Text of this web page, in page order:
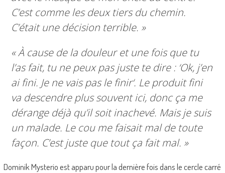
C’est comme les deux tiers du chemin.
C’était une décision terrible. »
« À cause de la douleur et une fois que tu
l’as fait, tu ne peux pas juste te dire : ‘ Ok, j’en
ai fini. Je ne vais pas le finir‘. Le produit fini
va descendre plus souvent ici, donc ça me
dérange déjà qu’il soit inachevé. Mais je suis
un malade. Le cou me faisait mal de toute
façon. C’est juste que tout ça fait mal. »
Dominik Mysterio est apparu pour la dernière fois dans le cercle carré